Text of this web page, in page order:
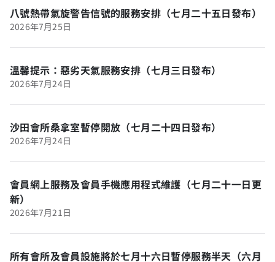
八號熱帶氣旋警告信號的服務安排（七月二十五日發布）
2026年7月25日
溫馨提示：惡劣天氣服務安排（七月三日發布）
2026年7月24日
沙田會所桑拿室暫停開放（七月二十四日發布）
2026年7月24日
會員網上服務及會員手機應用程式維護（七月二十一日更
新）
2026年7月21日
所有會所及會員設施將於七月十六日暫停服務半天（六月